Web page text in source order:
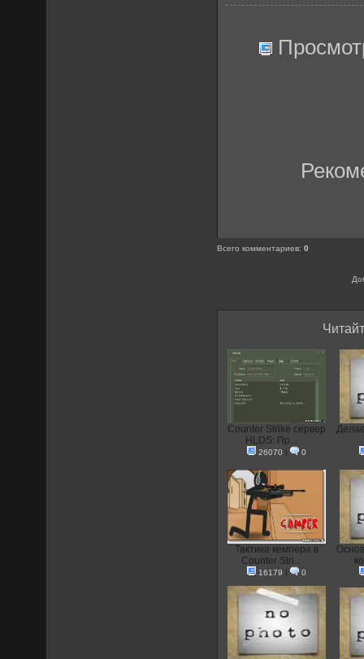
Всего комментариев:0
Counter Strike сервер
HLDS: Пр...
26070 | 0
Тактика кемпера в
Counter Stri...
16179 | 0